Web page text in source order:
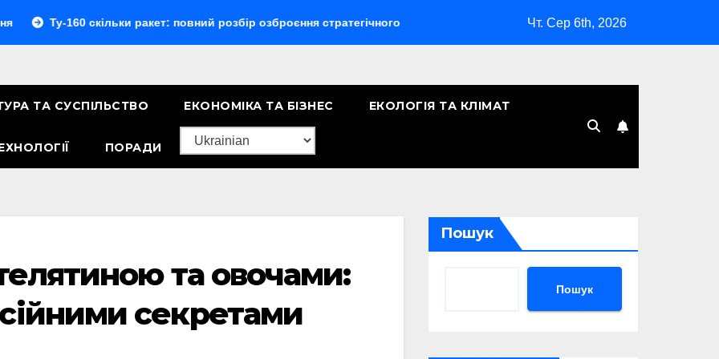
скільки ракет: повний розбір озброєння стратегічного бомбардувальника Скільки років Києву: символічна дата,
Чт. Сер 6th, 2026
ТА СУСПІЛЬСТВО ЕКОНОМІКА ТА БІЗНЕС ЕКОЛОГІЯ ТА КЛІМАТ
ПОРАДИ
та овочами:
секретами
Пошук
Пошук